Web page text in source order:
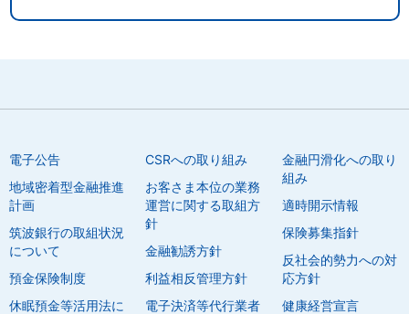
電子公告
地域密着型金融推進
計画
筑波銀行の取組状況
について
預金保険制度
休眠預金等活用法に
CSRへの取り組み
お客さま本位の業務
運営に関する取組方
針
金融勧誘方針
利益相反管理方針
電子決済等代行業者
金融円滑化への取り
組み
適時開示情報
保険募集指針
反社会的勢力への対
応方針
健康経営宣言